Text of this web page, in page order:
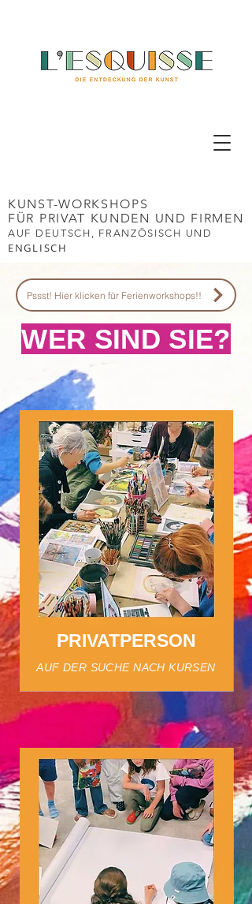
KUNST-WORKSHOPS
FÜR PRIVAT KUNDEN UND FIRMEN
AUF DEUTSCH, FRANZÖSISCH UND
ENGLISCH
Pssst! Hier klicken für Ferienworkshops!!
WER SIND SIE?
PRIVATPERSON
AUF DER SUCHE NACH KURSEN